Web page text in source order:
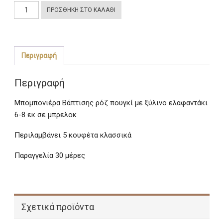
Μπομπονιέρα
Βάπτισης
ΠΡΟΣΘΉΚΗ ΣΤΟ ΚΑΛΆΘΙ
Περιγραφή
Περιγραφή
Μπομπονιέρα Βάπτισης ρόζ πουγκί με ξύλινο ελαφαντάκι
6-8 εκ σε μπρελοκ
Περιλαμβάνει 5 κουφέτα κλασσικά
Παραγγελία 30 μέρες
Σχετικά προϊόντα